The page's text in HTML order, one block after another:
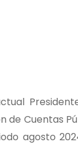
de Cuentas
agosto